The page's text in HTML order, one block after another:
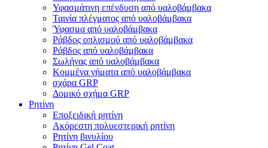
Υφασμάτινη επένδυση από υαλοβάμβακα
Ταινία πλέγματος από υαλοβάμβακα
Ύφασμα από υαλοβάμβακα
Ράβδος οπλισμού από υαλοβάμβακα
Ράβδος από υαλοβάμβακα
Σωλήνας από υαλοβάμβακα
Κομμένα νήματα από υαλοβάμβακα
σχάρα GRP
Δομικό σχήμα GRP
Ρητίνη
Εποξειδική ρητίνη
Ακόρεστη πολυεστερική ρητίνη
Ρητίνη βινυλίου